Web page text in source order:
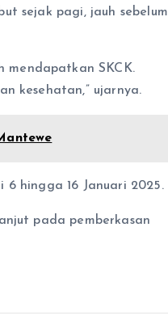
sejak pagi, jauh sebelum
mendapatkan SKCK.
kesehatan,” ujarnya.
hingga 16 Januari 2025.
pada pemberkasan